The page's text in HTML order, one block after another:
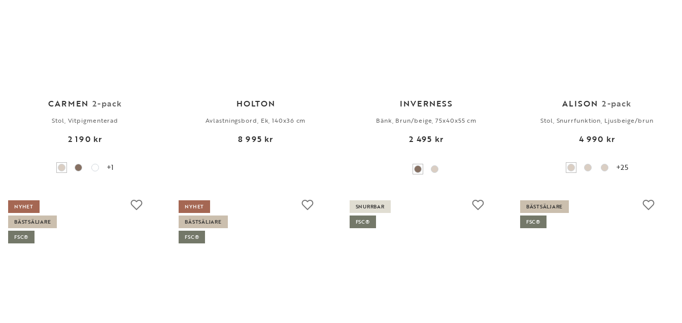
CARMEN 2-pack
Stol, Vitpigmenterad
2 190 kr
+1
HOLTON
Avlastningsbord, Ek, 140x36 cm
8 995 kr
INVERNESS
Bänk, Brun/beige, 75x40x55 cm
2 495 kr
ALISON 2-pack
Stol, Snurrfunktion, Ljusbeige/brun
4 990 kr
+25
NYHET
BÄSTSÄLJARE
FSC®
NYHET
BÄSTSÄLJARE
FSC®
SNURRBAR
FSC®
BÄSTSÄLJARE
FSC®